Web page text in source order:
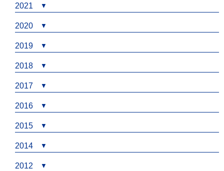
2021
2020
2019
2018
2017
2016
2015
2014
2012